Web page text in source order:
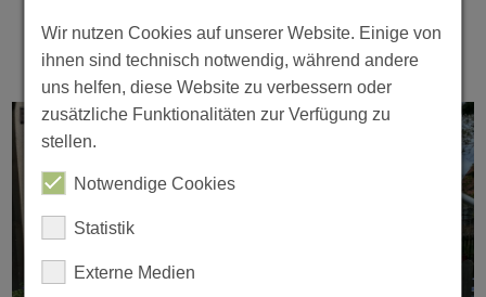
Besuch im Neue…weiterlesen
Wir nutzen Cookies auf unserer Website. Einige von
ihnen sind technisch notwendig, während andere
uns helfen, diese Website zu verbessern oder
zusätzliche Funktionalitäten zur Verfügung zu
stellen.
Notwendige Cookies
Statistik
Externe Medien